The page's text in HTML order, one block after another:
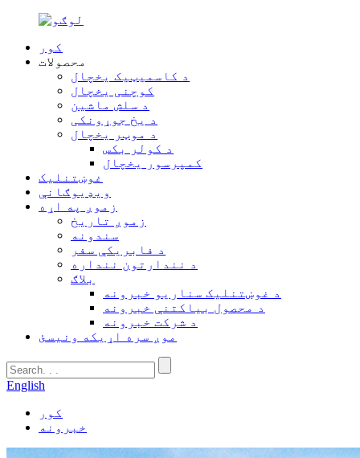
کور
محصولات
د کاسمیټیک یخچال
کوچنی یخچال
د سلش ماشین
د یخ جوړونکی
د موټر یخچال
د کولر بکس
کمپرسور یخچال
غوښتنلیک
ویډیوګانې
زموږ په اړه
زموږ تاریخ
سندونه
د فابریکې سفر
د نندارتون ننداره
بلاګ
د غوښتنلیک سناریو خبرونه
د محصول بیاکتنې خبرونه
د شرکت خبرونه
موږ سره اړیکه ونیسئ
English
کور
خبرونه